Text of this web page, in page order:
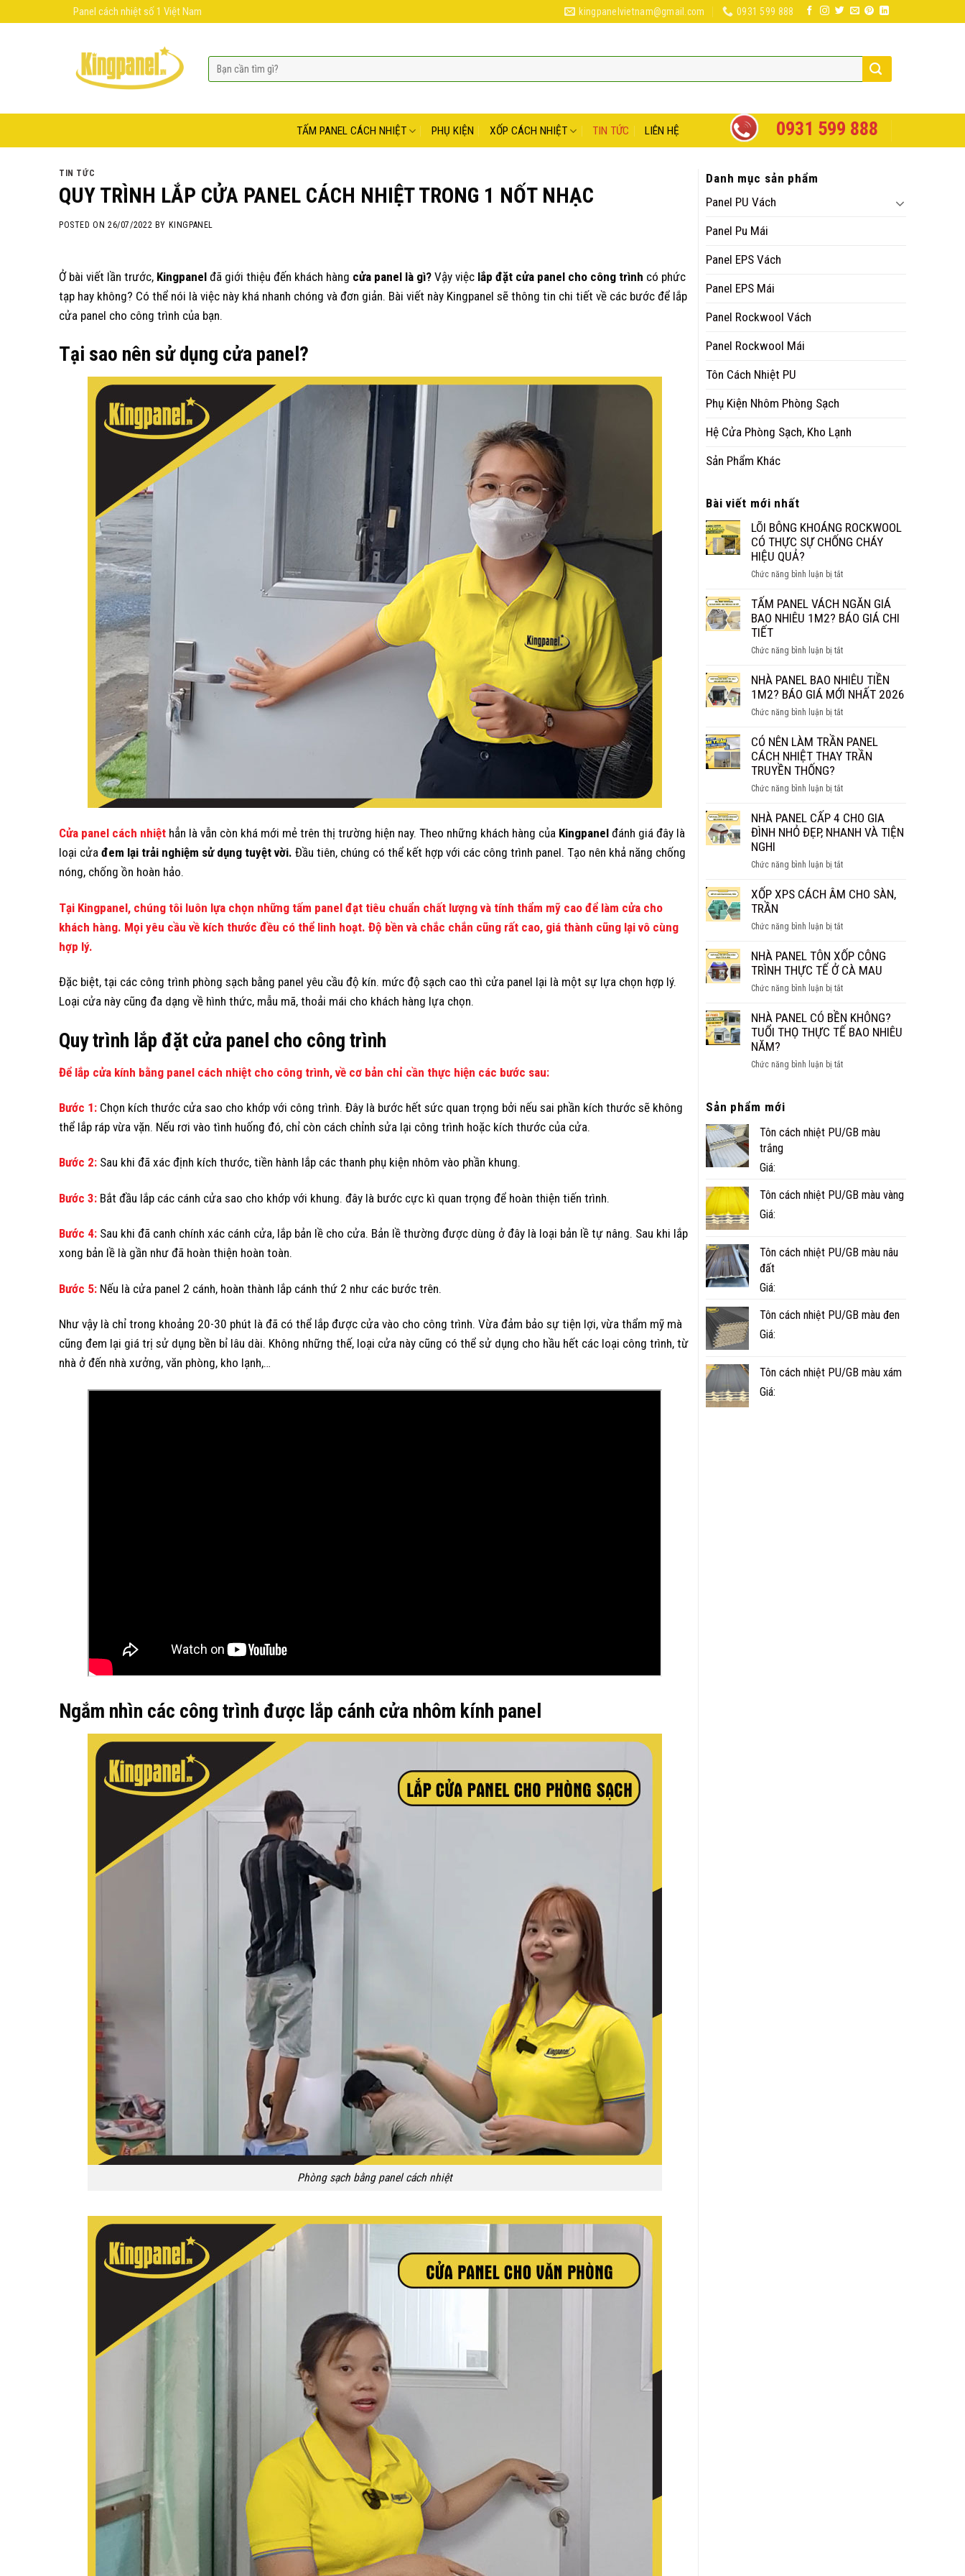
Panel cách nhiệt số 1 Việt Nam kingpanelvietnam@gmail.com 0931 599 888
TẤM PANEL CÁCH NHIỆT PHỤ KIỆN XỐP CÁCH NHIỆT TIN TỨC LIÊN HỆ 0931 599 888
TIN TỨC
QUY TRÌNH LẮP CỬA PANEL CÁCH NHIỆT TRONG 1 NỐT NHẠC
POSTED ON26/07/2022 BY KINGPANEL
Ở bài viết lần trước, Kingpanel đã giới thiệu đến khách hàng cửa panel là gì? Vậy việc lắp đặt cửa panel cho công trình có phức
tạp hay không? Có thể nói là việc này khá nhanh chóng và đơn giản. Bài viết này Kingpanel sẽ thông tin chi tiết về các bước để lắp
cửa panel cho công trình của bạn.
Tại sao nên sử dụng cửa panel?
Cửa panel cách nhiệt hẳn là vẫn còn khá mới mẻ trên thị trường hiện nay. Theo những khách hàng của Kingpanel đánh giá đây là
loại cửa đem lại trải nghiệm sử dụng tuyệt vời. Đầu tiên, chúng có thể kết hợp với các công trình panel. Tạo nên khả năng chống
nóng, chống ồn hoàn hảo.
Tại Kingpanel, chúng tôi luôn lựa chọn những tấm panel đạt tiêu chuẩn chất lượng và tính thẩm mỹ cao để làm cửa cho
khách hàng. Mọi yêu cầu về kích thước đều có thể linh hoạt. Độ bền và chắc chắn cũng rất cao, giá thành cũng lại vô cùng
hợp lý.
Đặc biệt, tại các công trình phòng sạch bằng panel yêu cầu độ kín. mức độ sạch cao thì cửa panel lại là một sự lựa chọn hợp lý.
Loại cửa này cũng đa dạng về hình thức, mẫu mã, thoải mái cho khách hàng lựa chọn.
Quy trình lắp đặt cửa panel cho công trình
Để lắp cửa kính bằng panel cách nhiệt cho công trình, về cơ bản chỉ cần thực hiện các bước sau:
Bước 1: Chọn kích thước cửa sao cho khớp với công trình. Đây là bước hết sức quan trọng bởi nếu sai phần kích thước sẽ không
thể lắp ráp vừa vặn. Nếu rơi vào tình huống đó, chỉ còn cách chỉnh sửa lại công trình hoặc kích thước của cửa.
Bước 2: Sau khi đã xác định kích thước, tiền hành lắp các thanh phụ kiện nhôm vào phần khung.
Bước 3: Bắt đầu lắp các cánh cửa sao cho khớp với khung. đây là bước cực kì quan trọng để hoàn thiện tiến trình.
Bước 4: Sau khi đã canh chính xác cánh cửa, lắp bản lề cho cửa. Bản lề thường được dùng ở đây là loại bản lề tự nâng. Sau khi lắp
xong bản lề là gần như đã hoàn thiện hoàn toàn.
Bước 5: Nếu là cửa panel 2 cánh, hoàn thành lắp cánh thứ 2 như các bước trên.
Như vậy là chỉ trong khoảng 20-30 phút là đã có thể lắp được cửa vào cho công trình. Vừa đảm bảo sự tiện lợi, vừa thẩm mỹ mà
cũng đem lại giá trị sử dụng bền bỉ lâu dài. Không những thế, loại cửa này cũng có thể sử dụng cho hầu hết các loại công trình, từ
nhà ở đến nhà xưởng, văn phòng, kho lạnh,…
Ngắm nhìn các công trình được lắp cánh cửa nhôm kính panel
Phòng sạch bằng panel cách nhiệt
Danh mục sản phẩm
Panel PU Vách
Panel Pu Mái
Panel EPS Vách
Panel EPS Mái
Panel Rockwool Vách
Panel Rockwool Mái
Tôn Cách Nhiệt PU
Phụ Kiện Nhôm Phòng Sạch
Hệ Cửa Phòng Sạch, Kho Lạnh
Sản Phẩm Khác
Bài viết mới nhất
LÕI BÔNG KHOÁNG ROCKWOOL
CÓ THỰC SỰ CHỐNG CHÁY
HIỆU QUẢ?
Chức năng bình luận bị tắtở
BÔNG
KHOÁNG
THỰC
CHỐNG
CHÁY
HIỆU
TẤM PANEL VÁCH NGĂN GIÁ
BAO NHIÊU 1M2? BÁO GIÁ CHI
TIẾT
Chức năng bình luận bị tắtở
PANEL
VÁCH
GIÁ
NHIÊU
1M2?
GIÁ
TIẾT
NHÀ PANEL BAO NHIÊU TIỀN
1M2? BÁO GIÁ MỚI NHẤT 2026
Chức năng bình luận bị tắtở
PANEL
BAO
1M2?
GIÁ
MỚI
2026
CÓ NÊN LÀM TRẦN PANEL
CÁCH NHIỆT THAY TRẦN
TRUYỀN THỐNG?
Chức năng bình luận bị tắtở
NÊN
LÀM
CÁCH
THAY
TRUYỀN
NHÀ PANEL CẤP 4 CHO GIA
ĐÌNH NHỎ ĐẸP, NHANH VÀ TIỆN
NGHI
Chức năng bình luận bị tắtở
PANEL
CHO
GIA
ĐÌNH
NHỎ
ĐẸP,
VÀ
TIỆN
XỐP XPS CÁCH ÂM CHO SÀN,
TRẦN
Chức năng bình luận bị tắtở
XPS
CÁCH
CHO
TRẦN
NHÀ PANEL TÔN XỐP CÔNG
TRÌNH THỰC TẾ Ở CÀ MAU
Chức năng bình luận bị tắtở
PANEL
TÔN
TRÌNH
MAU
NHÀ PANEL CÓ BỀN KHÔNG?
TUỔI THỌ THỰC TẾ BAO NHIÊU
NĂM?
Chức năng bình luận bị tắtở
KHÔNG?
BAO
Sản phẩm mới
Tôn cách nhiệt PU/GB màu
trắng
Giá:
Tôn cách nhiệt PU/GB màu vàng
Giá:
Tôn cách nhiệt PU/GB màu nâu
đất
Giá:
Tôn cách nhiệt PU/GB màu đen
Giá:
Tôn cách nhiệt PU/GB màu xám
Giá: